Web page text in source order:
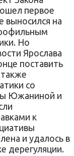
первое
выносился на
Но
Ярослава
поставить
со
Южаниной и
к
и удалось в
дерегуляции.